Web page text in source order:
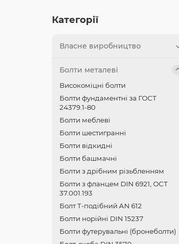
Категорії
Власне виробництво
Болти металеві
Високоміцні болти
Болти фундаментні за ГОСТ
24379.1-80
Болти меблеві
Болти шестигранні
Болти відкидні
Болти башмачні
Болти з дрібним різьбленням
Болти з фланцем DIN 6921, ОСТ
37.001.193
Болт Т-подібний AN 612
Болти норійні DIN 15237
Болти футерувальні (бронеболти)